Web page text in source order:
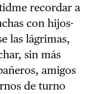
recordar a
con hijos-
las lágrimas,
sin más
amigos
de turno